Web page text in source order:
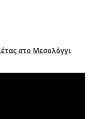
στο Μεσολόγγι